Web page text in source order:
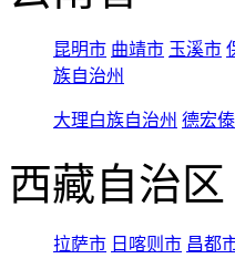
昆明市 曲靖市 玉溪市
族自治州
大理白族自治州 德宏
西藏自治区
拉萨市 日喀则市 昌都